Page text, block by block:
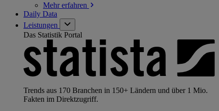
Mehrerfahren
Daily Data
Leistungen
Das Statistik Portal
Trends aus 170 Branchen in 150+ Ländern und über 1 Mio.
Fakten im Direktzugriff.